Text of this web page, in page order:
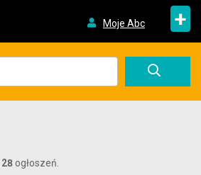
Moje Abc +
28 ogłoszeń.